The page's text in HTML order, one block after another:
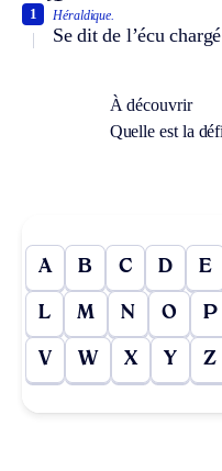
Héraldique.
Se dit de l’écu
1
À découvrir
Quelle est la
A B C D E
L M N O P
V W X Y Z